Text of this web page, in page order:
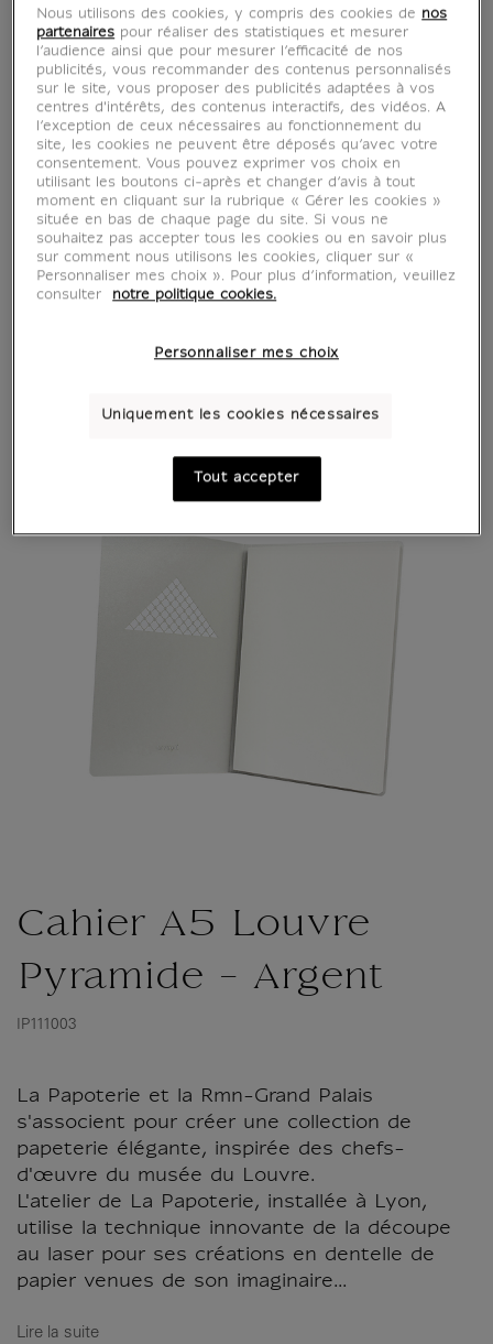
Cahier A5 Louvre
Pyramide - Argent
IP111003
La Papoterie et la Rmn-Grand Palais
s'associent pour créer une collection de
papeterie élégante, inspirée des chefs-
d'œuvre du musée du Louvre.
L'atelier de La Papoterie, installée à Lyon,
utilise la technique innovante de la découpe
au laser pour ses créations en dentelle de
papier venues de son imaginaire...
Lire la suite
Nous utilisons des cookies, y compris des cookies de nos
partenaires pour réaliser des statistiques et mesurer
l’audience ainsi que pour mesurer l’efficacité de nos
publicités, vous recommander des contenus personnalisés
sur le site, vous proposer des publicités adaptées à vos
centres d'intérêts, des contenus interactifs, des vidéos. A
l’exception de ceux nécessaires au fonctionnement du
site, les cookies ne peuvent être déposés qu’avec votre
consentement. Vous pouvez exprimer vos choix en
utilisant les boutons ci-après et changer d’avis à tout
moment en cliquant sur la rubrique « Gérer les cookies »
située en bas de chaque page du site. Si vous ne
souhaitez pas accepter tous les cookies ou en savoir plus
sur comment nous utilisons les cookies, cliquer sur «
Personnaliser mes choix ». Pour plus d’information, veuillez
consulter
notre politique cookies.
Personnaliser mes choix
Uniquement les cookies nécessaires
Tout accepter